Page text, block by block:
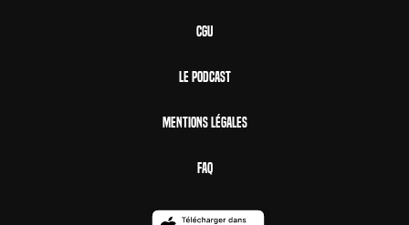
CGU
Le Podcast
Mentions Légales
FAQ